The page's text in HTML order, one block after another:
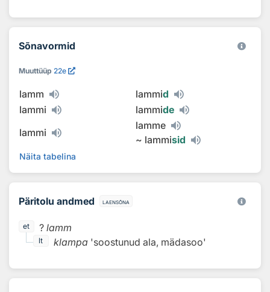
Sõnavormid
Muuttüüp 22e
lamm lammid
lammi
lammide
lammi
lamme
~ lammisid
Näita tabelina
Päritolu andmed laensõna
et ? lamm
lt klampa 'soostunud ala, mädasoo'